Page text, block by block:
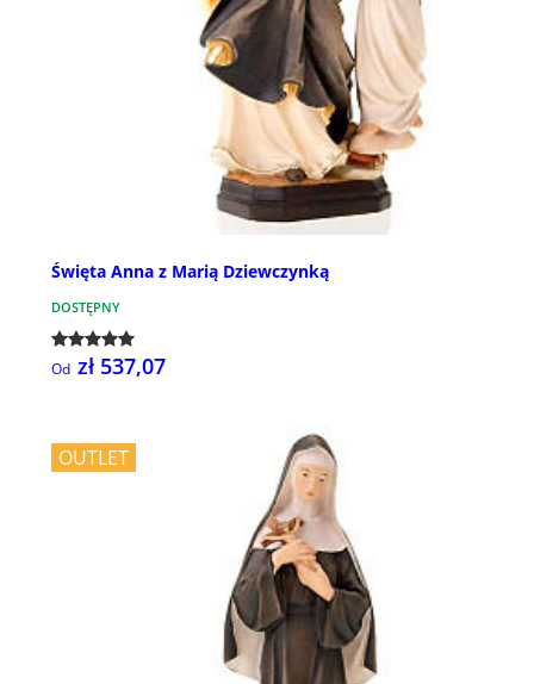
Święta Anna z Marią Dziewczynką
DOSTĘPNY
Od zł 537,07
OUTLET